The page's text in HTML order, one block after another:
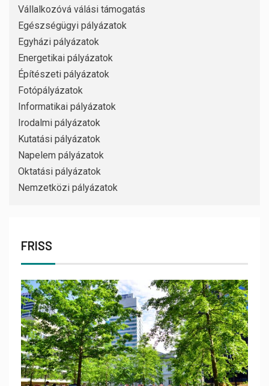
Vállalkozóvá válási támogatás
Egészségügyi pályázatok
Egyházi pályázatok
Energetikai pályázatok
Építészeti pályázatok
Fotópályázatok
Informatikai pályázatok
Irodalmi pályázatok
Kutatási pályázatok
Napelem pályázatok
Oktatási pályázatok
Nemzetközi pályázatok
FRISS